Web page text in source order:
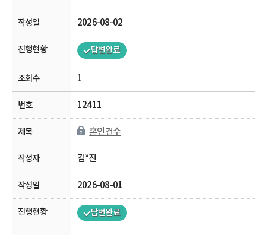
2026-08-02
답변완료
1
12411
혼인건수
김*진
2026-08-01
답변완료